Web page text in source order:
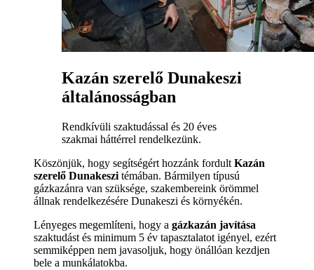
Kazán szerelő Dunakeszi
általánosságban
Rendkívüli szaktudással és 20 éves
szakmai háttérrel rendelkezünk.
Köszönjük, hogy segítségért hozzánk fordult Kazán
szerelő Dunakeszi témában. Bármilyen típusú
gázkazánra van szüksége, szakembereink örömmel
állnak rendelkezésére Dunakeszi és környékén.
Lényeges megemlíteni, hogy a gázkazán javítása
szaktudást és minimum 5 év tapasztalatot igényel, ezért
semmiképpen nem javasoljuk, hogy önállóan kezdjen
bele a munkálatokba.